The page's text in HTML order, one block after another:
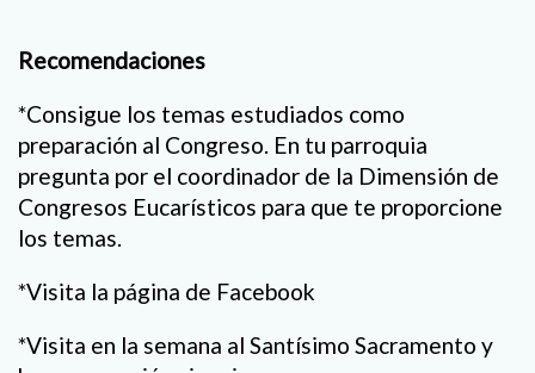
Recomendaciones
*Consigue los temas estudiados como
preparación al Congreso. En tu parroquia
pregunta por el coordinador de la Dimensión de
Congresos Eucarísticos para que te proporcione
los temas.
*Visita la página de Facebook
*Visita en la semana al Santísimo Sacramento y